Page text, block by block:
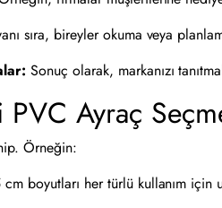
sıra, bireyler okuma veya
Sonuç olarak, markanızı
Ayraç
Örneğin:
boyutları her türlü kullanım için